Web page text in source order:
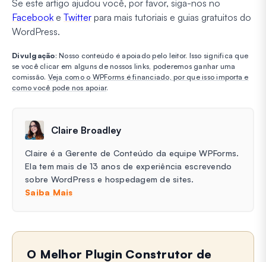
Se este artigo ajudou você, por favor, siga-nos no
Facebook e Twitter para mais tutoriais e guias gratuitos do
WordPress.
Divulgação: Nosso conteúdo é apoiado pelo leitor. Isso significa que
se você clicar em alguns de nossos links, poderemos ganhar uma
comissão. Veja como o WPForms é financiado, por que isso importa e
como você pode nos apoiar.
Claire Broadley
Claire é a Gerente de Conteúdo da equipe WPForms.
Ela tem mais de 13 anos de experiência escrevendo
sobre WordPress e hospedagem de sites.
Saiba Mais
O Melhor Plugin Construtor de